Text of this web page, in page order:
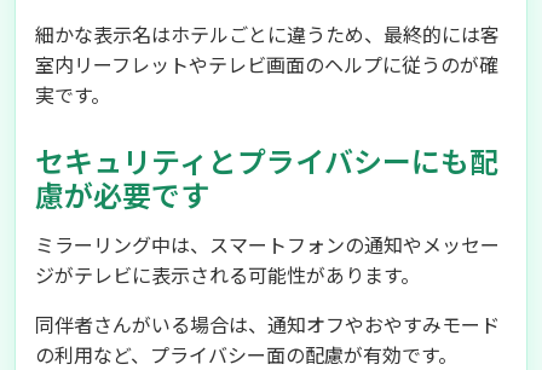
細かな表示名はホテルごとに違うため、最終的には客
室内リーフレットやテレビ画面のヘルプに従うのが確
実です。
セキュリティとプライバシーにも配
慮が必要です
ミラーリング中は、スマートフォンの通知やメッセー
ジがテレビに表示される可能性があります。
同伴者さんがいる場合は、通知オフやおやすみモード
の利用など、プライバシー面の配慮が有効です。